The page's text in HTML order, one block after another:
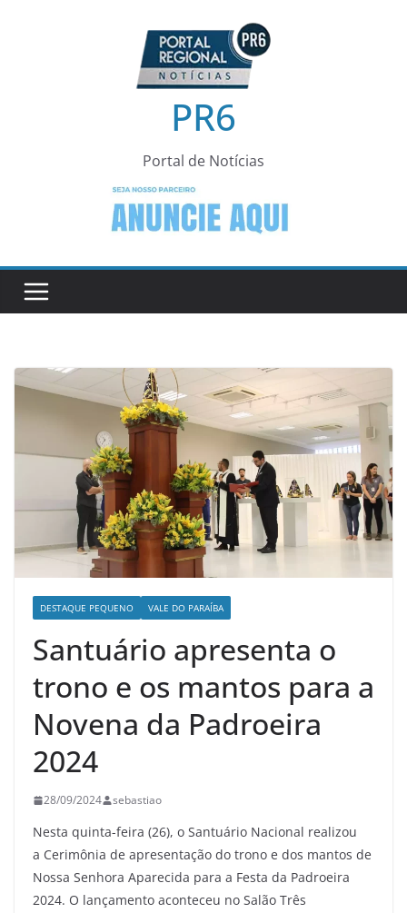
PR6
Portal de Notícias
DESTAQUE PEQUENO VALE DO PARAÍBA
Santuário apresenta o
trono e os mantos para a
Novena da Padroeira
2024
28/09/2024 sebastiao
Nesta quinta-feira (26), o Santuário Nacional realizou
a Cerimônia de apresentação do trono e dos mantos de
Nossa Senhora Aparecida para a Festa da Padroeira
2024. O lançamento aconteceu no Salão Três